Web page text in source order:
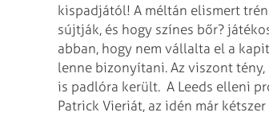
kispadjától! A méltán elismert
sújtják, és hogy színes bőr?
abban, hogy nem vállalta el a
lenne bizonyítani. Az viszont
is padlóra került. A Leeds elleni
Patrick Vieriát, az idén már